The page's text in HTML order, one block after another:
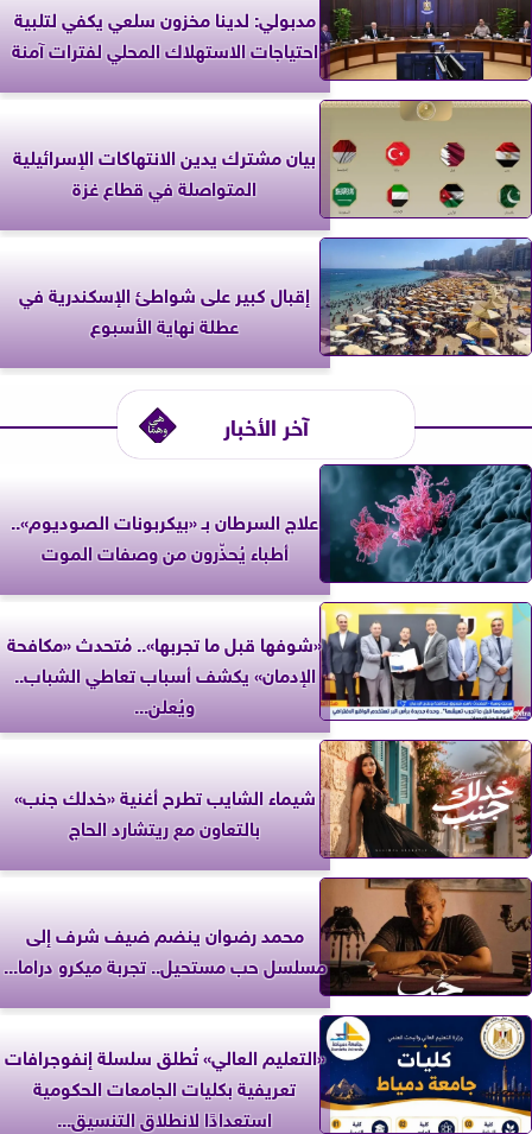
مدبولي: لدينا مخزون سلعي يكفي لتلبية
احتياجات الاستهلاك المحلي لفترات آمنة
بيان مشترك يدين الانتهاكات الإسرائيلية
المتواصلة في قطاع غزة
إقبال كبير على شواطئ الإسكندرية في
عطلة نهاية الأسبوع
آخر الأخبار
علاج السرطان بـ «بيكربونات الصوديوم»..
أطباء يُحذّرون من وصفات الموت
«شوفها قبل ما تجربها».. مُتحدث «مكافحة
الإدمان» يكشف أسباب تعاطي الشباب..
ويُعلن...
شيماء الشايب تطرح أغنية «خدلك جنب»
بالتعاون مع ريتشارد الحاج
محمد رضوان ينضم ضيف شرف إلى
مسلسل حب مستحيل.. تجربة ميكرو دراما...
«التعليم العالي» تُطلق سلسلة إنفوجرافات
تعريفية بكليات الجامعات الحكومية
استعدادًا لانطلاق التنسيق...